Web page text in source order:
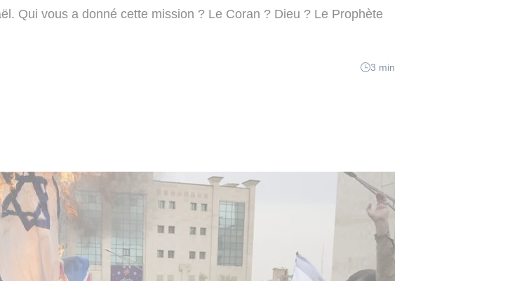
Qui vous a donné cette mission ? Le Coran ? Dieu ? Le Prophète
3 min